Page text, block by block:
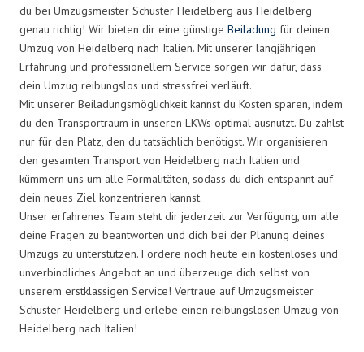
du bei Umzugsmeister Schuster Heidelberg aus Heidelberg
genau richtig! Wir bieten dir eine günstige Beiladung für deinen
Umzug von Heidelberg nach Italien. Mit unserer langjährigen
Erfahrung und professionellem Service sorgen wir dafür, dass
dein Umzug reibungslos und stressfrei verläuft.
Mit unserer Beiladungsmöglichkeit kannst du Kosten sparen, indem
du den Transportraum in unseren LKWs optimal ausnutzt. Du zahlst
nur für den Platz, den du tatsächlich benötigst. Wir organisieren
den gesamten Transport von Heidelberg nach Italien und
kümmern uns um alle Formalitäten, sodass du dich entspannt auf
dein neues Ziel konzentrieren kannst.
Unser erfahrenes Team steht dir jederzeit zur Verfügung, um alle
deine Fragen zu beantworten und dich bei der Planung deines
Umzugs zu unterstützen. Fordere noch heute ein kostenloses und
unverbindliches Angebot an und überzeuge dich selbst von
unserem erstklassigen Service! Vertraue auf Umzugsmeister
Schuster Heidelberg und erlebe einen reibungslosen Umzug von
Heidelberg nach Italien!